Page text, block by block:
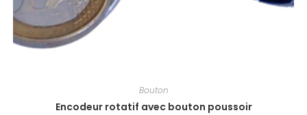
Bouton
Encodeur rotatif avec bouton poussoir